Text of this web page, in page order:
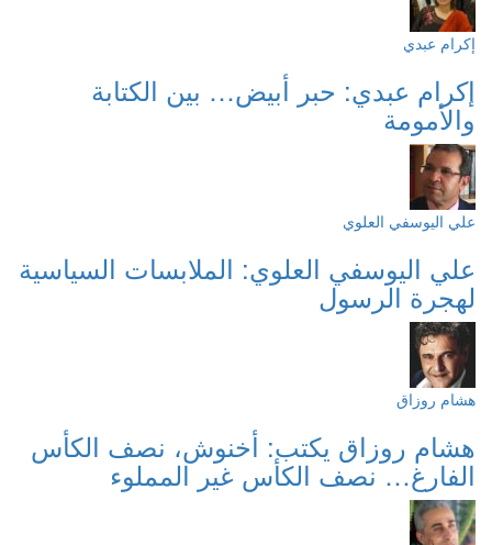
إكرام عبدي
إكرام عبدي: حبر أبيض… بين الكتابة
والأمومة
علي اليوسفي العلوي
علي اليوسفي العلوي: الملابسات السياسية
لهجرة الرسول
هشام روزاق
هشام روزاق يكتب: أخنوش، نصف الكأس
الفارغ… نصف الكأس غير المملوء